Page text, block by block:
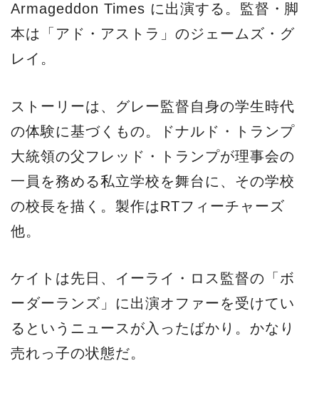
Armageddon Times に出演する。監督・脚
本は「アド・アストラ」のジェームズ・グ
レイ。
ストーリーは、グレー監督自身の学生時代
の体験に基づくもの。ドナルド・トランプ
大統領の父フレッド・トランプが理事会の
一員を務める私立学校を舞台に、その学校
の校長を描く。製作はRTフィーチャーズ
他。
ケイトは先日、イーライ・ロス監督の「ボ
ーダーランズ」に出演オファーを受けてい
るというニュースが入ったばかり。かなり
売れっ子の状態だ。